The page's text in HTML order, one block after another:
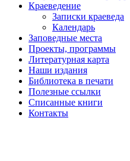
Краеведение
Записки краеведа
Календарь
Заповедные места
Проекты, программы
Литературная карта
Наши издания
Библиотека в печати
Полезные ссылки
Списанные книги
Контакты